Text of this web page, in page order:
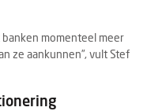
momenteel meer
ze aankunnen”, vult Stef